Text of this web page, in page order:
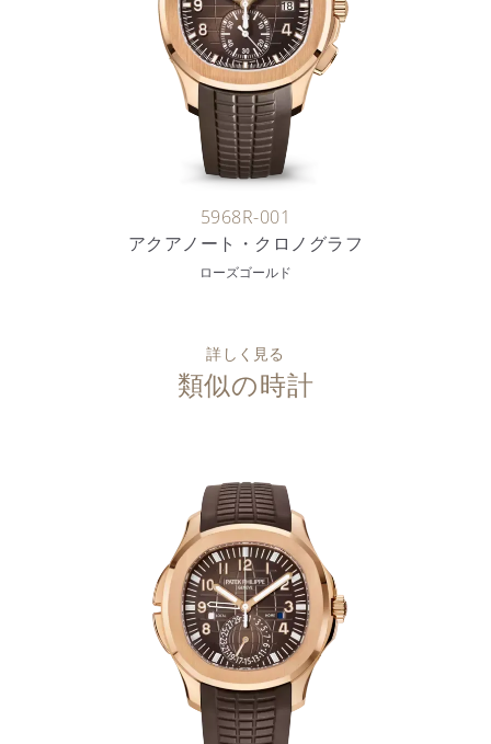
5968R-001
アクアノート・クロノグラフ
ローズゴールド
詳しく見る
類似の時計